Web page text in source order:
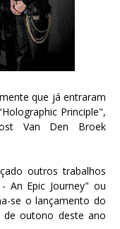
que já entraram
Principle",
Van Den Broek
outros trabalhos
An Epic Journey" ou
se o lançamento do
de outono deste ano